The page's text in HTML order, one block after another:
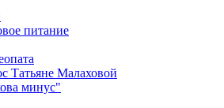
питание
Татьяне Малаховой
минус"